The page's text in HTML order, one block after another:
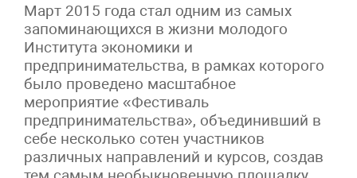
Март 2015 года стал одним из самых
запоминающихся в жизни молодого
Института экономики и
предпринимательства, в рамках которого
было проведено масштабное
мероприятие «Фестиваль
предпринимательства», объединивший в
себе несколько сотен участников
различных направлений и курсов, создав